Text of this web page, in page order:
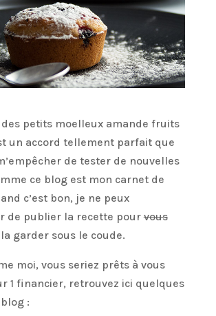
des petits moelleux amande fruits
un accord tellement parfait que
de tester de nouvelles
ce blog est mon carnet de
c’est bon, je ne peux
de publier la recette pourvous
garder sous le coude.
moi, vous seriez prêts à vous
1 financier, retrouvez ici quelques
: